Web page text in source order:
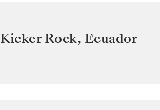
Kicker Rock, Ecuador